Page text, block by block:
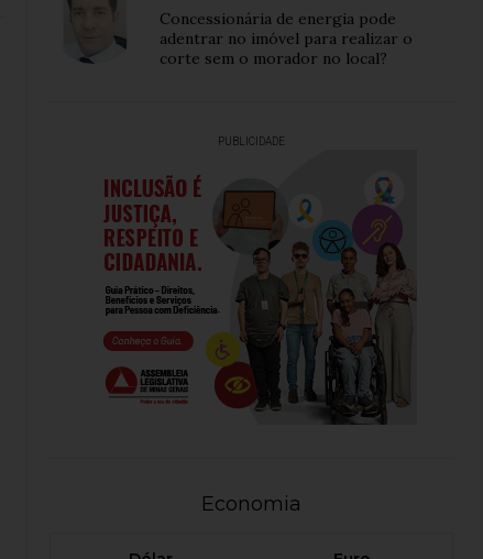
Concessionária de energia pode
adentrar no imóvel para realizar o
corte sem o morador no local?
PUBLICIDADE
Economia